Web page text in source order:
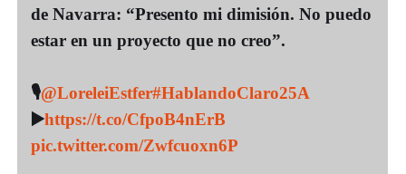
de Navarra: “Presento mi dimisión. No puedo
estar en un proyecto que no creo”.
🎙@LoreleiEstfer#HablandoClaro25A
▶https://t.co/CfpoB4nErB
pic.twitter.com/Zwfcuoxn6P